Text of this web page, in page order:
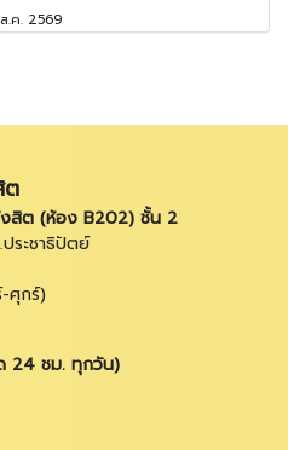
.ค. 2569
ต
สิต (ห้อง B202) ชั้น 2
ระชาธิปัตย์
ศุกร์)
24 ชม. ทุกวัน)